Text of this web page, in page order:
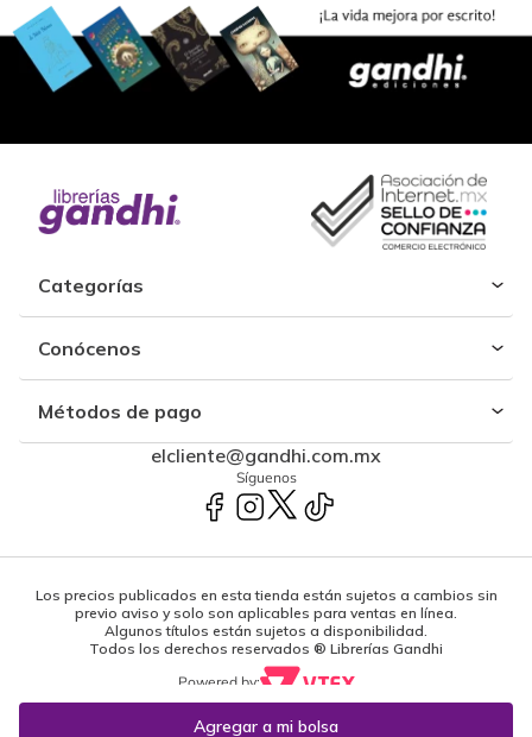
Categorías
Conócenos
Métodos de pago
elcliente@gandhi.com.mx
Síguenos
Los precios publicados en esta tienda están sujetos a cambios sin
previo aviso y solo son aplicables para ventas en línea.
Algunos títulos están sujetos a disponibilidad.
Todos los derechos reservados ® Librerías Gandhi
Powered by: